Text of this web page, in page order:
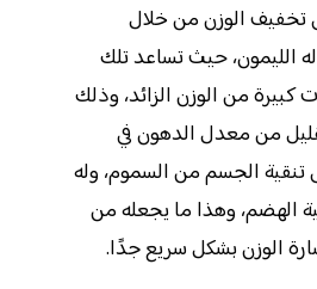
تخفيف الوزن من خلال
الليمون، حيث تساعد تلك
كبيرة من الوزن الزائد، وذلك
من معدل الدهون في
تنقية الجسم من السموم، وله
الهضم، وهذا ما يجعله من
الوزن بشكل سريع جدًا.